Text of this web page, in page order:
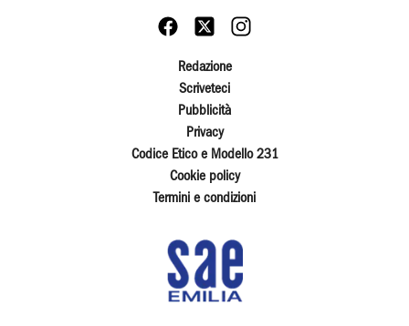
Redazione
Scriveteci
Pubblicità
Privacy
Codice Etico e Modello 231
Cookie policy
Termini e condizioni